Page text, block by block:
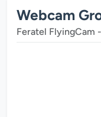
Webcam
Feratel FlyingCam